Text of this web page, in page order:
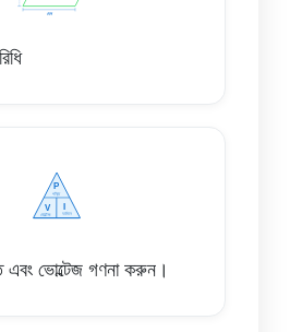
এবং ভোল্টেজ গণনা করুন।